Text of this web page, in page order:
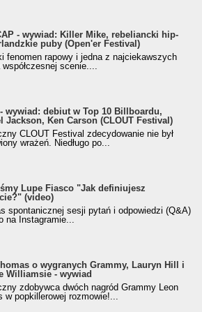
- wywiad: Killer Mike, rebeliancki hip-
puby (Open'er Festival)
fenomen rapowy i jedna z najciekawszych
współczesnej scenie....
- wywiad: debiut w Top 10 Billboardu,
Jackson, Ken Carson (CLOUT Festival)
CLOUT Festival zdecydowanie nie był
wrażeń. Niedługo po...
Lupe Fiasco "Jak definiujesz
(video)
spontanicznej sesji pytań i odpowiedzi (Q&A)
na Instagramie...
o wygranych Grammy, Lauryn Hill i
Williamsie - wywiad
zdobywca dwóch nagród Grammy Leon
w popkillerowej rozmowie!...